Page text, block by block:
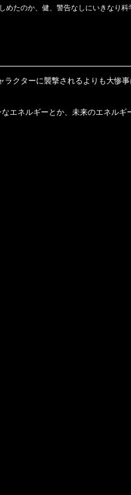
めたのか、健、警告なしにいきなり科
クターに襲撃されるよりも大惨事
エネルギーとか、未来のエネルギ